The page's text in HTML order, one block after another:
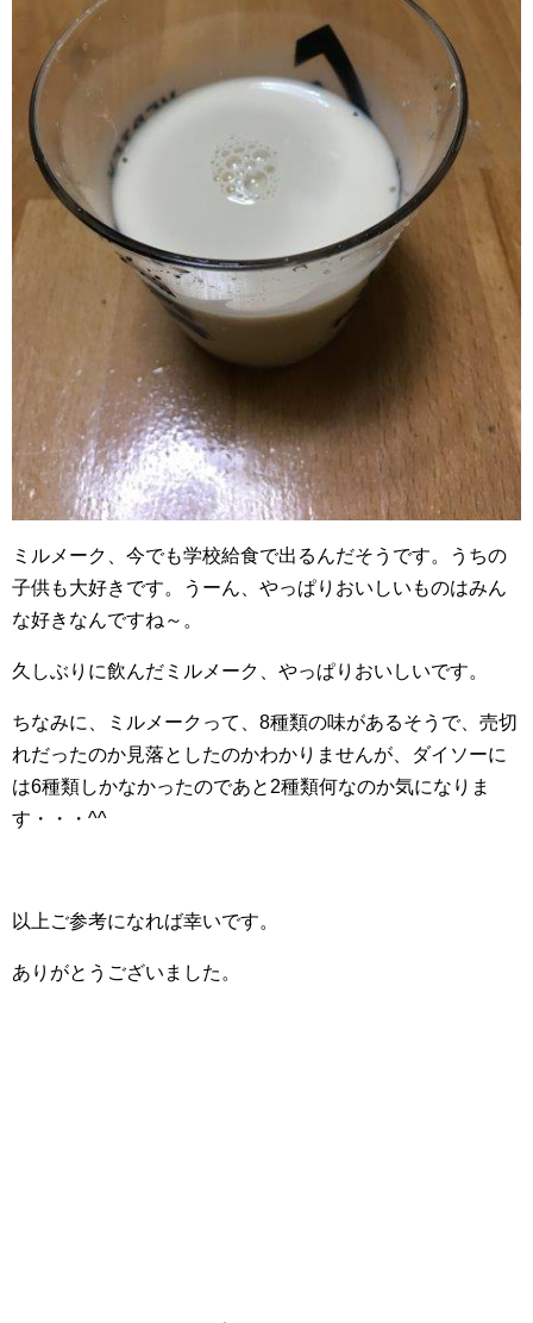
ミルメーク、今でも学校給食で出るんだそうです。うちの
子供も大好きです。うーん、やっぱりおいしいものはみん
な好きなんですね～。
久しぶりに飲んだミルメーク、やっぱりおいしいです。
ちなみに、ミルメークって、8種類の味があるそうで、売切
れだったのか見落としたのかわかりませんが、ダイソーに
は6種類しかなかったのであと2種類何なのか気になりま
す・・・^^
以上ご参考になれば幸いです。
ありがとうございました。